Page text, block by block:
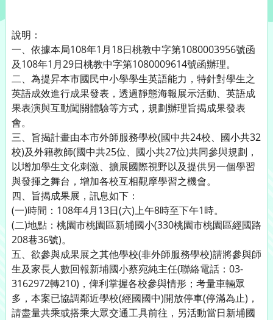
說明：
一、依據本局108年1月18日桃教中字第1080003956號函
及108年1月29日桃教中字第1080009614號函辦理。
二、為提昇本市國民中小學學生英語能力，特針對學生之
英語成效進行成果發表，透過靜態海報展示活動、英語成
果表演與互動闖關體驗等方式，規劃辦理旨揭成果發表
會。
三、旨揭計畫由本市外師服務學校(國中共24校、國小共32
校)及外籍教師(國中共25位、國小共27位)共同參與規劃，
以增加學生文化刺激、擴展國際視野以及提供另一個學習
與發揮之舞台，增加各校互相觀摩學習之機會。
四、旨揭成果展，訊息如下：
(一)時間：108年4月13日(六)上午8時至下午1時。
(二)地點：桃園市桃園區新埔國小(330桃園市桃園區經國路
208巷36號)。
五、欲參與成果展之其他學校(非外師服務學校)請將參與師
生及家長人數回報新埔國小蔡宛純主任(聯絡電話：03-
3162972轉210)，俾利掌握各校參與情形；考量車輛眾
多，本案已協調鄰近學校(經國國中)開放停車(停滿為止)，
請盡量共乘或搭乘大眾交通工具前往，另活動當日新埔國